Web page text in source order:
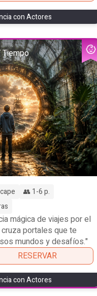
con Actores
Tiempo
👥 1-6 p.
mágica de viajes por el
portales que te
mundos y desafíos."
RESERVAR
con Actores